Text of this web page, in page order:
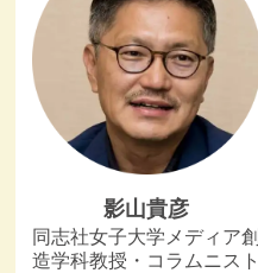
影山貴彦
同志社女子大学メディア創
造学科教授・コラムニスト